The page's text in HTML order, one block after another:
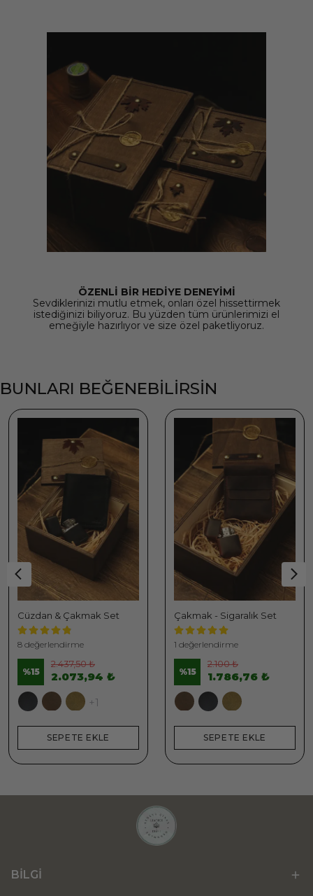
ÖZENLİ BİR HEDİYE DENEYİMİ
Sevdiklerinizi mutlu etmek, onları özel hissettirmek
istediğinizi biliyoruz. Bu yüzden tüm ürünlerimizi el
emeğiyle hazırlıyor ve size özel paketliyoruz.
BUNLARI BEĞENEBİLİRSİN
Cüzdan & Çakmak Set
8 değerlendirme
%15
2.437,50 ₺
2.073,94 ₺
+1
SEPETE EKLE
Çakmak - Sigaralık Set
1 değerlendirme
%15
2.100 ₺
1.786,76 ₺
SEPETE EKLE
BİLGİ